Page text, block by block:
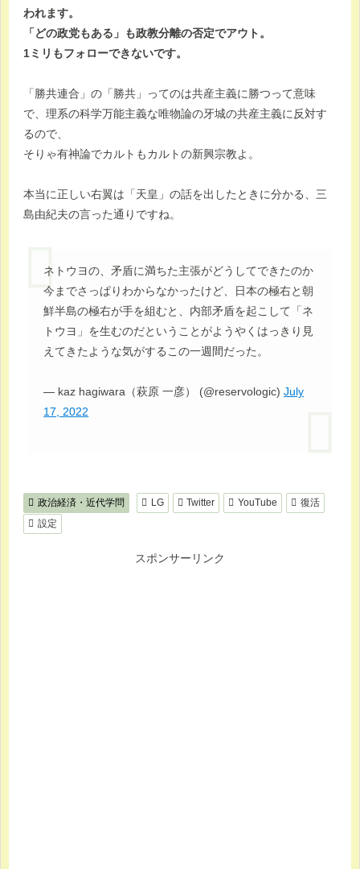
われます。
「どの政党もある」も政教分離の否定でアウト。
1ミリもフォローできないです。
「勝共連合」の「勝共」ってのは共産主義に勝つって意味
で、理系の科学万能主義な唯物論の牙城の共産主義に反対す
るので、
そりゃ有神論でカルトもカルトの新興宗教よ。
本当に正しい右翼は「天皇」の話を出したときに分かる、三
島由紀夫の言った通りですね。
ネトウヨの、矛盾に満ちた主張がどうしてできたのか
今までさっぱりわからなかったけど、日本の極右と朝
鮮半島の極右が手を組むと、内部矛盾を起こして「ネ
トウヨ」を生むのだということがようやくはっきり見
えてきたような気がするこの一週間だった。
— kaz hagiwara（萩原 一彦） (@reservologic)July
17, 2022
政治経済・近代学問 LG Twitter YouTube
復活
設定
スポンサーリンク